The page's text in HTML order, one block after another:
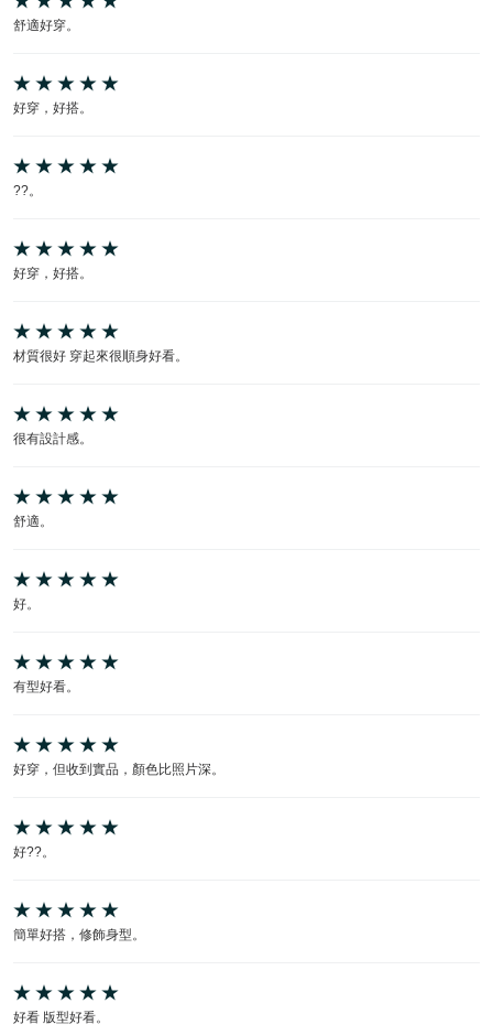
舒適好穿。
好穿，好搭。
??。
好穿，好搭。
材質很好 穿起來很順身好看。
很有設計感。
舒適。
好。
有型好看。
好穿，但收到實品，顏色比照片深。
好??。
簡單好搭，修飾身型。
好看 版型好看。